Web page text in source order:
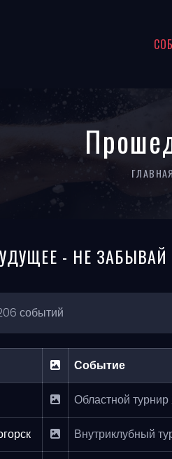
ГЛАВНАЯ
- НЕ
Событие
Областной
Внутриклубный